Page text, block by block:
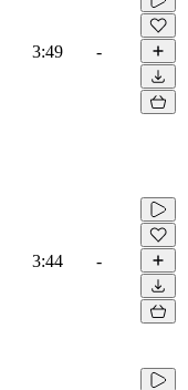
3:49 -
3:44 -